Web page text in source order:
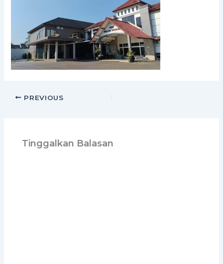
PREVIOUS
Tinggalkan Balasan